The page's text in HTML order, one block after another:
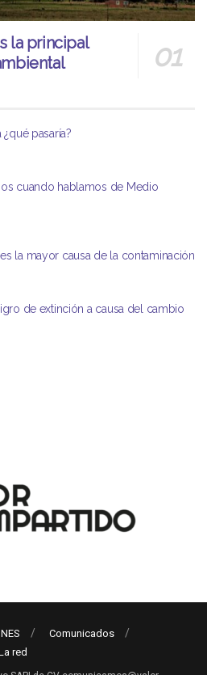
la principal
pasaría?
cuando hablamos de Medio
es la mayor causa de la contaminación
de extinción a causa del cambio
Comunicados
red